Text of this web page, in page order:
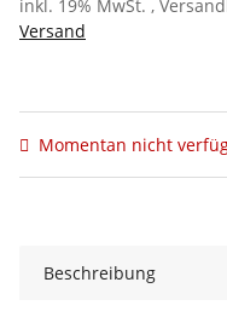
inkl. 19% MwSt. ,
Versand
Momentan nicht
Beschreibung